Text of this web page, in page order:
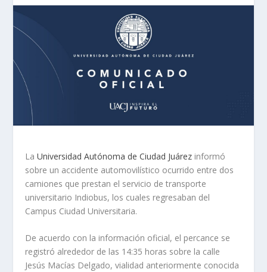
LaUniversidad Autónoma de Ciudad Juárez informó
sobre un accidente automovilístico ocurrido entre dos
camiones que prestan el servicio de transporte
universitario Indiobus, los cuales regresaban del
Campus Ciudad Universitaria.
De acuerdo con la información oficial, el percance se
registró alrededor de las 14:35 horas sobre la calle
Jesús Macías Delgado, vialidad anteriormente conocida